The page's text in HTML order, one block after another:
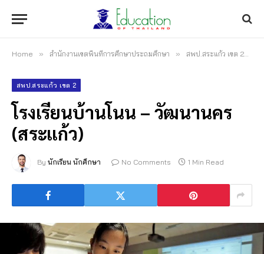
Home » สำนักงานเขตพื้นที่การศึกษาประถมศึกษา » สพป.สระแก้ว เขต 2
สพป.สระแก้ว เขต 2
โรงเรียนบ้านโนน – วัฒนานคร
(สระแก้ว)
By นักเรียน นักศึกษา No Comments 1 Min Read